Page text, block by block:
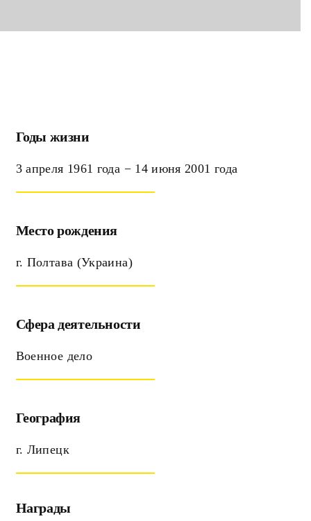
Годы жизни
3 апреля 1961 года − 14 июня 2001 года
Место рождения
г. Полтава (Украина)
Сфера деятельности
Военное дело
География
г. Липецк
Награды